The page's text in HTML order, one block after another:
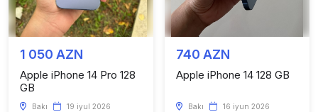
1 050 AZN
Apple iPhone 14 Pro 128
GB
Bakı 19 iyul 2026
740 AZN
Apple iPhone 14 128 GB
Bakı 16 iyun 2026